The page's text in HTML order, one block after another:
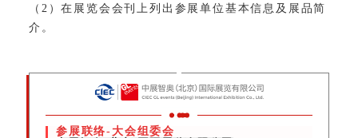
（2）在展览会会刊上列出参展单位基本信息及展品简
介。
参展联络-大会组委会